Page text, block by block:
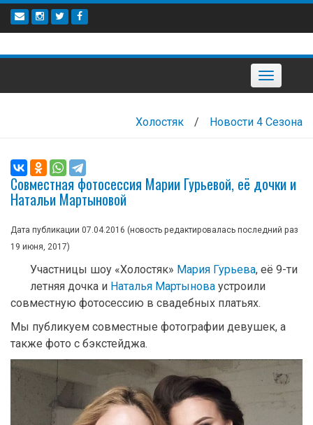
Наверх
Toggle
navigation
Холостяк / Новости 4 Сезона
Совместная фотосессия Марии Гурьевой, её дочки и
Натальи Мартыновой
Дата публикации 07.04.2016 (новость редактировалась последний раз
19 июня, 2017)
Участницы шоу «Холостяк» Мария Гурьева, её 9-ти
летняя дочка и Наталья Мартынова устроили
совместную фотосессию в свадебных платьях.
Мы публикуем совместные фотографии девушек, а
также фото с бэкстейджа.